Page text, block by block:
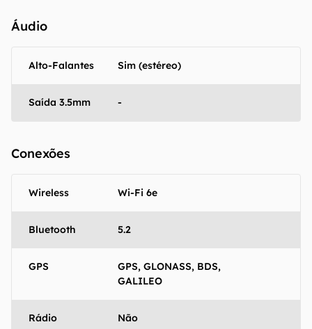
Áudio
Alto-Falantes Sim (estéreo)
Saída 3.5mm -
Conexões
Wireless Wi-Fi 6e
Bluetooth 5.2
GPS
GPS, GLONASS, BDS,
GALILEO
Rádio Não